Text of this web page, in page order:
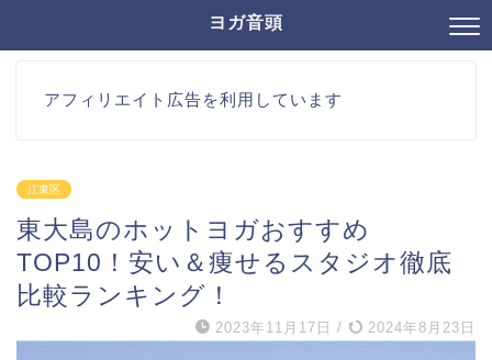
ヨガ音頭
アフィリエイト広告を利用しています
江東区
東大島のホットヨガおすすめ
TOP10！安い＆痩せるスタジオ徹底
比較ランキング！
2023年11月17日 / 2024年8月23日